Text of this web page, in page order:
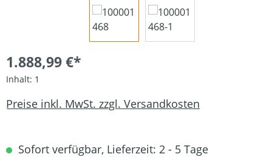
1.888,99 €*
Inhalt: 1
Preise inkl. MwSt. zzgl. Versandkosten
Sofort verfügbar, Lieferzeit: 2 - 5 Tage